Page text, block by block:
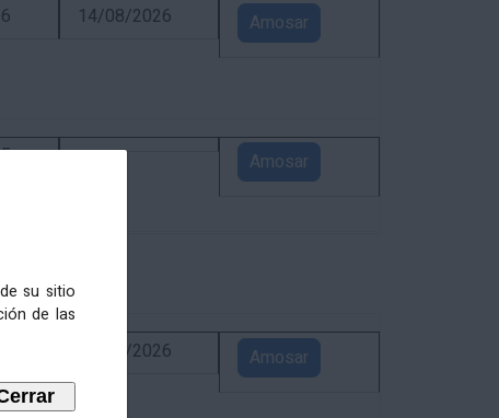
su sitio
de las
14/08/2026 Amosar
Amosar
02/09/2026 Amosar